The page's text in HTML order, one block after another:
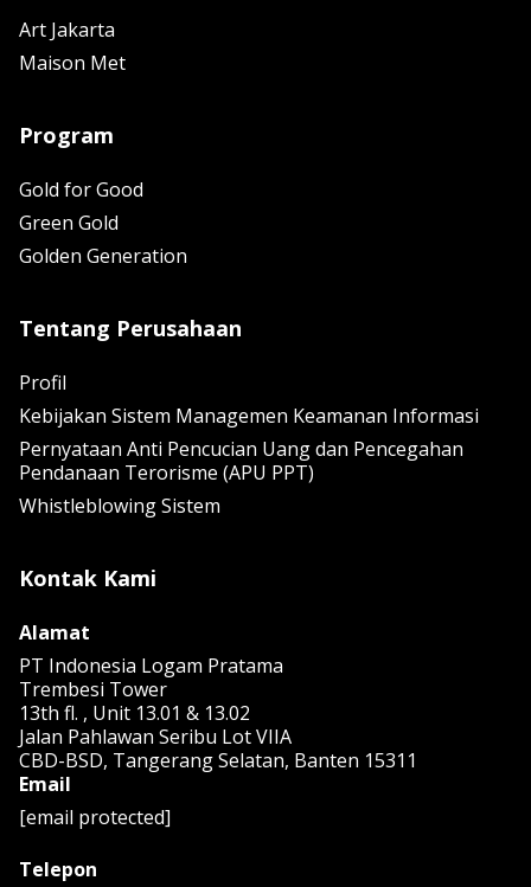
Art Jakarta
Maison Met
Program
Gold for Good
Green Gold
Golden Generation
Tentang Perusahaan
Profil
Kebijakan Sistem Managemen Keamanan Informasi
Pernyataan Anti Pencucian Uang dan Pencegahan
Pendanaan Terorisme (APU PPT)
Whistleblowing Sistem
Kontak Kami
Alamat
PT Indonesia Logam Pratama
Trembesi Tower
13th fl. , Unit 13.01 & 13.02
Jalan Pahlawan Seribu Lot VIIA
CBD-BSD, Tangerang Selatan, Banten 15311
Email
[email protected]
Telepon